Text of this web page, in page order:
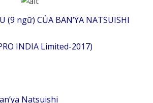
(9 ngữ) CỦA BAN’YA NATSUISHI
INDIA Limited-2017)
Natsuishi